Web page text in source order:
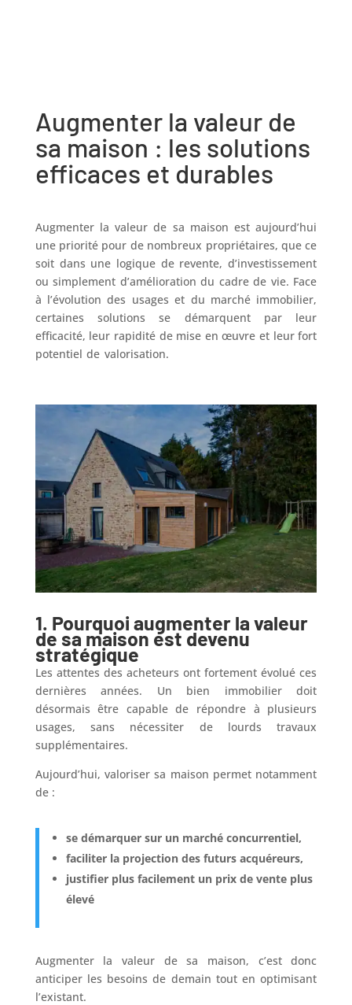
Augmenter la valeur de
sa maison : les solutions
efficaces et durables
Augmenter la valeur de sa maison est aujourd’hui
une priorité pour de nombreux propriétaires, que ce
soit dans une logique de revente, d’investissement
ou simplement d’amélioration du cadre de vie. Face
à l’évolution des usages et du marché immobilier,
certaines solutions se démarquent par leur
efficacité, leur rapidité de mise en œuvre et leur fort
potentiel de valorisation.
1. Pourquoi augmenter la valeur
de sa maison est devenu
stratégique
Les attentes des acheteurs ont fortement évolué ces
dernières années. Un bien immobilier doit
désormais être capable de répondre à plusieurs
usages, sans nécessiter de lourds travaux
supplémentaires.
Aujourd’hui, valoriser sa maison permet notamment
de :
se démarquer sur un marché concurrentiel,
faciliter la projection des futurs acquéreurs,
justifier plus facilement un prix de vente plus
élevé
Augmenter la valeur de sa maison, c’est donc
anticiper les besoins de demain tout en optimisant
l’existant.